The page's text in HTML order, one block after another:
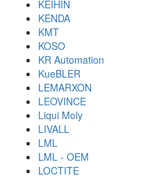
KEIHIN
KENDA
KMT
KOSO
KR Automation
KueBLER
LEMARXON
LEOVINCE
Liqui Moly
LIVALL
LML
LML - OEM
LOCTITE